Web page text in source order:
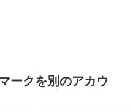
マークを別のアカウ